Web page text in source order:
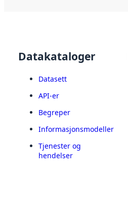
Datakataloger
Datasett
API-er
Begreper
Informasjonsmodeller
Tjenester og
hendelser